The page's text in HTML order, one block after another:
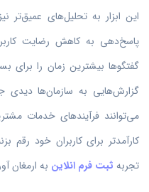
این ابزار به تحلیل‌های عمیق‌تر
پاسخ‌دهی به کاهش رضایت
گفتگوها بیشترین زمان را برای
گزارش‌هایی به سازمان‌ها دیدی
می‌توانند فرآیندهای خدمات
کارآمدتر برای کاربران خود رقم
تجربه ثبت فرم انلاین به ارمغان